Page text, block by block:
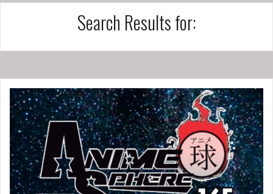
Search Results for: